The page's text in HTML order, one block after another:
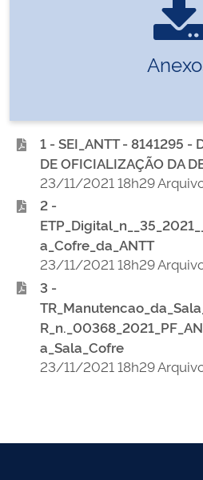
1 - SEI_ANTT - 8141295 -
DE OFICIALIZAÇÃO DA
23/11/2021 18h29
2 -
a_Cofre_da_ANTT
23/11/2021 18h29
3 -
a_Sala_Cofre
23/11/2021 18h29